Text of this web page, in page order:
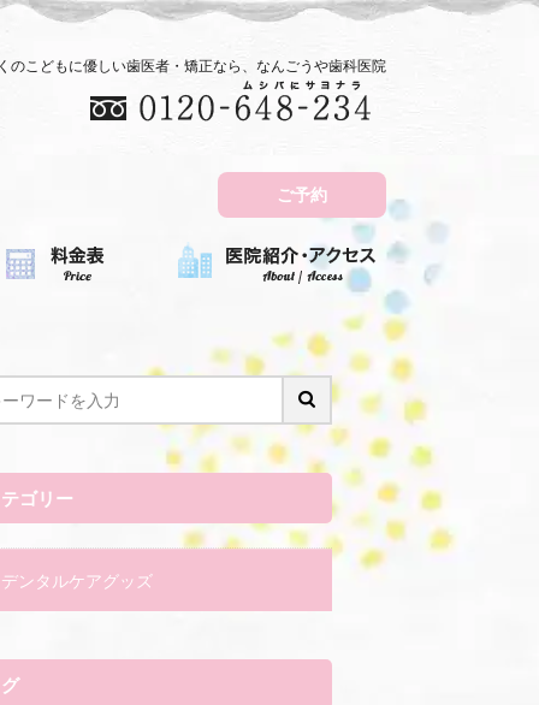
こどもに優しい歯医者・矯正なら、なんごうや歯科医院
ご予約
ゴリー
デンタルケアグッズ